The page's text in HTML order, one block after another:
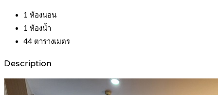
1 ห้องนอน
1 ห้องน้ำ
44 ตารางเมตร
Description